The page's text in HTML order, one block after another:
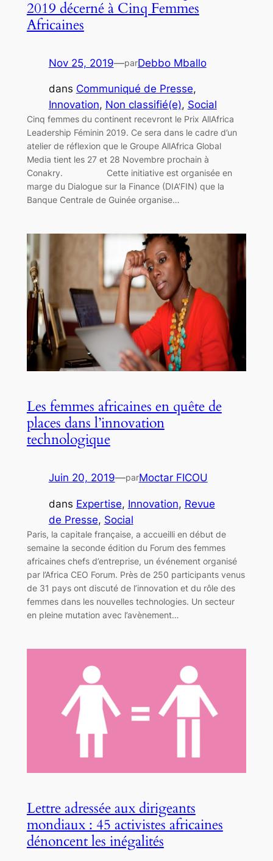
2019 décerné à Cinq Femmes
Africaines
Nov 25, 2019—parDebbo Mballo
dans Communiqué de Presse
Innovation, Non classifié(e), Social
Cinq femmes du continent recevront le Prix AllAfrica
Leadership Féminin 2019. Ce sera dans le cadre d’un
atelier de réflexion que le Groupe AllAfrica Global
Media tient les 27 et 28 Novembre prochain à
Conakry. Cette initiative est organisée en
marge du Dialogue sur la Finance (DIA’FIN) que la
Banque Centrale de Guinée organise…
Les femmes africaines en quête de
places dans l’innovation
technologique
Juin 20, 2019—parMoctar FICOU
dans Expertise, Innovation, Revue
de Presse, Social
Paris, la capitale française, a accueilli en début de
semaine la seconde édition du Forum des femmes
africaines chefs d’entreprise, un événement organisé
par l’Africa CEO Forum. Près de 250 participants venus
de 31 pays ont discuté de l’innovation et du rôle des
femmes dans les nouvelles technologies. Un secteur
en pleine mutation avec l’avènement…
Lettre adressée aux dirigeants
mondiaux : 45 activistes africaines
dénoncent les inégalités